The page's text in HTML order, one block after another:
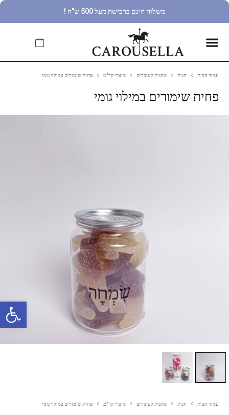
פתח סרגל נגישות
משלוח חינם ברכישה מעל 500 ש"ח !
עמוד הבית חנות מתנות לעובדים מוצרי קד"מ פחית שימורים במילוי גומי
פחית שימורים במילוי גומי
עמוד הבית חנות מתנות לעובדים מוצרי קד"מ פחית שימורים במילוי גומי